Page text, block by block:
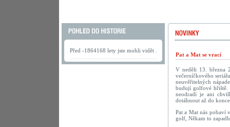
Před -1864168 lety jste mohli vidět .
Pat a Mat se vrací
V neděli 13. března
večerníčkového
neuvěřitelných
budují golfové hřiště.
neodradí je ani
dotáhnout až do
Pat a Mat nás pobaví
golf, Někam to